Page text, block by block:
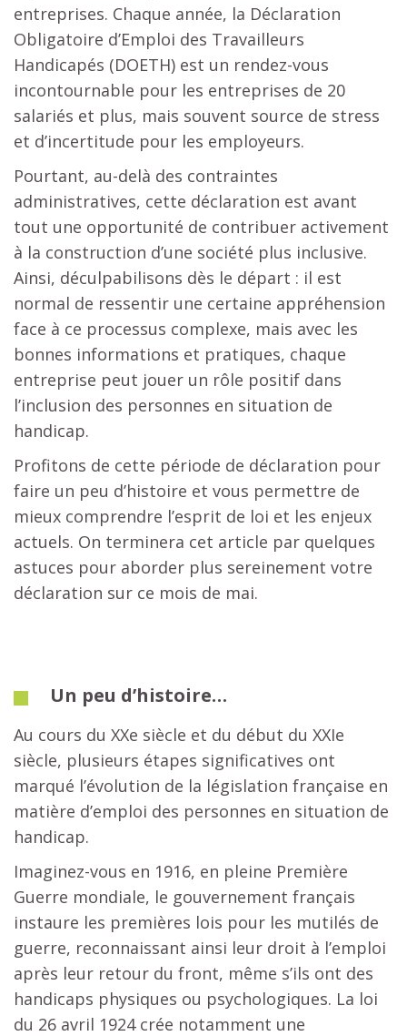
entreprises. Chaque année, la Déclaration
Obligatoire d’Emploi des Travailleurs
Handicapés (DOETH) est un rendez-vous
incontournable pour les entreprises de 20
salariés et plus, mais souvent source de stress
et d’incertitude pour les employeurs.
Pourtant, au-delà des contraintes
administratives, cette déclaration est avant
tout une opportunité de contribuer activement
à la construction d’une société plus inclusive.
Ainsi, déculpabilisons dès le départ : il est
normal de ressentir une certaine appréhension
face à ce processus complexe, mais avec les
bonnes informations et pratiques, chaque
entreprise peut jouer un rôle positif dans
l’inclusion des personnes en situation de
handicap.
Profitons de cette période de déclaration pour
faire un peu d’histoire et vous permettre de
mieux comprendre l’esprit de loi et les enjeux
actuels. On terminera cet article par quelques
astuces pour aborder plus sereinement votre
déclaration sur ce mois de mai.
Un peu d’histoire…
Au cours du XXe siècle et du début du XXIe
siècle, plusieurs étapes significatives ont
marqué l’évolution de la législation française en
matière d’emploi des personnes en situation de
handicap.
Imaginez-vous en 1916, en pleine Première
Guerre mondiale, le gouvernement français
instaure les premières lois pour les mutilés de
guerre, reconnaissant ainsi leur droit à l’emploi
après leur retour du front, même s’ils ont des
handicaps physiques ou psychologiques. La loi
du 26 avril 1924 crée notamment une